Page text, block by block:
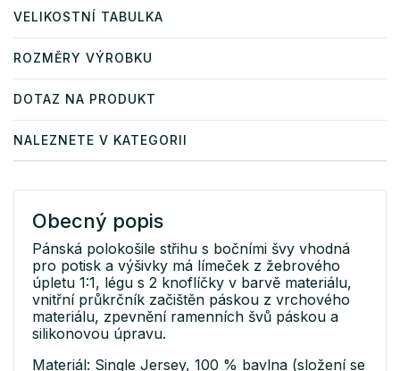
VELIKOSTNÍ TABULKA
ROZMĚRY VÝROBKU
DOTAZ NA PRODUKT
NALEZNETE V KATEGORII
Obecný popis
Pánská polokošile střihu s bočními švy vhodná
pro potisk a výšivky má límeček z žebrového
úpletu 1:1, légu s 2 knoflíčky v barvě materiálu,
vnitřní průkrčník začištěn páskou z vrchového
materiálu, zpevnění ramenních švů páskou a
silikonovou úpravu.
Materiál: Single Jersey, 100 % bavlna (složení se